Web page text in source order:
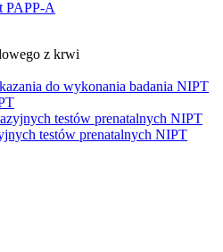
PAPP-A
z krwi
do wykonania badania NIPT
testów prenatalnych NIPT
testów prenatalnych NIPT